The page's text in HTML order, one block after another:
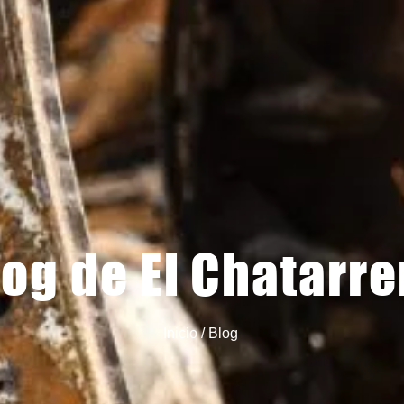
de El
Inicio / Blog